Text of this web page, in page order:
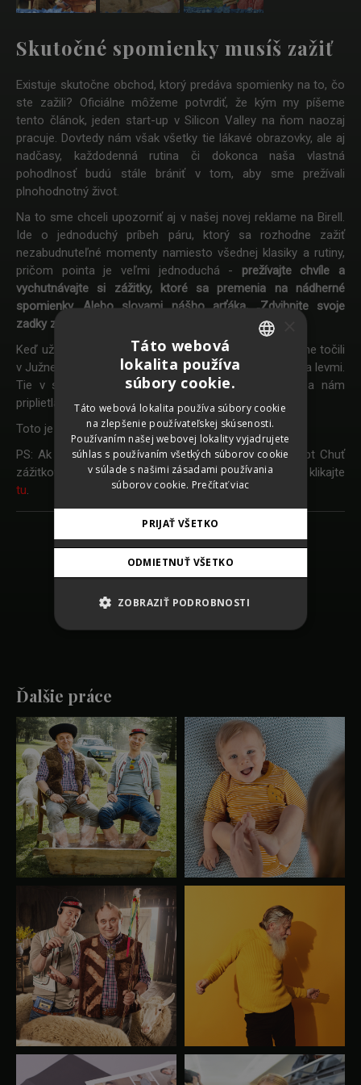
Skutočné spomienky musíš zažiť
Existuje skutočne obchod, ktorý predáva spomienky na to, čo
ste zažili? Oficiálne môžeme potvrdiť, že kým my píšeme
tento článok, jeden start-up v Silicon Valley na ňom naozaj
pracuje. Dovtedy nám však všetky tie lákavé obrazovky, ale aj
nadčasy, každodenná rutina či dokonca naša vlastná
pohodlnosť budú stále brániť v tom, aby sme prežívali
plnohodnotný život.
Na to sme chceli upozorniť aj v našej novej reklame na Birell.
Ide o jednoduchý príbeh páru, ktorý sa rozhodne zažiť
nezabudnuteľné momenty namiesto všednej klasiky a rutiny,
pričom pointa je veľmi jednoduchá - prežívajte chvíle a
vychutnávajte si zážitky, ktoré sa premenia na nádherné
spomienky. Alebo slovami nášho arťáka, „Zdvihnite svoje
zadky z gauču a bežte von“.
Keď už hovoríme o skvelých spomienkach, reklamu sme točili
v Južnej Afrike spolu s tučniakmi, byvolmi, leopardami a levmi.
Tie v spote síce neuvidíte, ale na kľúčový vizuál sa nám
priplietla aspoň jedna veverička.
Toto je len začiatok, ďalšie pekné veci sú už na ceste.
PS: Ak si chcete prečítať, ako vznikal kreatívny koncept Chuť
zážitkov, ktorý má ambíciu spraviť z Birellu lovebrand, klikajte
tu
Späť na zoznam prác
SHARE
Ďalšie práce
GERMAN
ENGLISH
Táto webová
lokalita používa
súbory cookie.
Táto webová lokalita používa súbory cookie
na zlepšenie používateľskej skúsenosti.
Používaním našej webovej lokality vyjadrujete
súhlas s používaním všetkých súborov cookie
v súlade s našimi zásadami používania
súborov cookie. Prečítať viac
PRIJAŤ VŠETKO
ODMIETNUŤ VŠETKO
ZOBRAZIŤ PODROBNOSTI